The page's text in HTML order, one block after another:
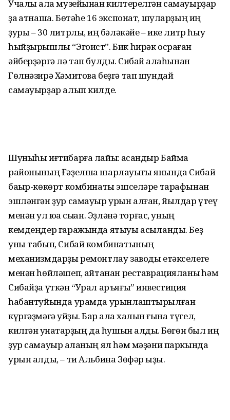
Учалы ҡала музе­йынан килтерелгән самауырҙар
ҙа ҡатнаша. Бөтәһе 16 экспонат, шу­лар­ҙың иң
ҙуры – 30 литрлыҡ, иң бәләкәйе – ике литр һыу
һыйҙы­рыш­лы “Эгоист”. Бик һирәк осраған
әйберҙәргә лә тап булдыҡ. Сибай ҡалаһынан
Гөлнәзирә Хәми­това беҙ­гә тап шундай
самауырҙар алып килде.
Шуныһы иғтибарға лайыҡ: ҡасандыр Баймаҡ
районының Ғәҙелша шарлауығы янында Сибай
баҡыр-көкөрт комбинаты эшселәре тарафынан
эшләнгән ҙур самауыр урын алған, йылдар үтеү
менән ул юҡҡа сыҡҡан. Эҙләнә торғас, уның
кемдеңдер гаражында ятыуы асыҡланды. Беҙ
уны табып, Сибай комбинатының
механизмдарҙы ремонтлау заводы етәкселеге
менән һөйләшеп, ҡайтанан реставрация­ланыҡ һәм
Сибайҙа үткән “Урал аръя­ғы” инвестиция
һабантуйында урамда урынлаштырылған
күргәҙ­мәгә ҡуйҙыҡ. Бар ҡала халҡын ғына түгел,
килгән ҡунаҡтарҙың да һу­шын алдыҡ. Бөгөн был иң
ҙур сама­уыр ҡаланың ял һәм мәҙәни паркында
урын алды, – ти Альбина Зөфәр ҡыҙы.